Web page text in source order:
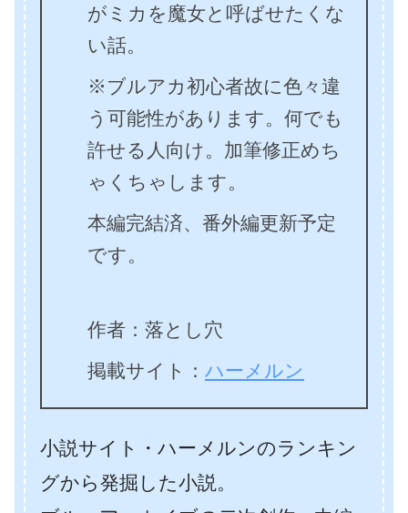
がミカを魔女と呼ばせたくな
い話。
※ブルアカ初心者故に色々違
う可能性があります。何でも
許せる人向け。加筆修正めち
ゃくちゃします。
本編完結済、番外編更新予定
です。
作者：落とし穴
掲載サイト： ハーメルン
小説サイト・ハーメルンのランキン
グから発掘した小説。